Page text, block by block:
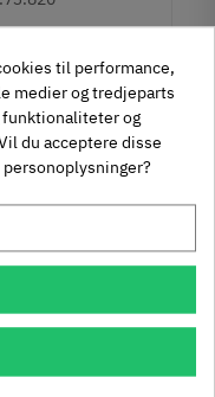
Fuldgevind
- Torx TS15
1,15
Inkl. moms
Se
Spånpladeskrue
til performance,
medier og tredjeparts
og
du acceptere disse
FILTER